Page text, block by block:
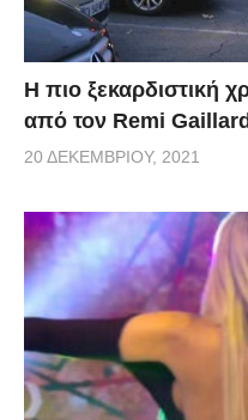
Η πιο ξεκαρδιστική
από τον Remi
20 ΔΕΚΕΜΒΡΊΟΥ, 2021